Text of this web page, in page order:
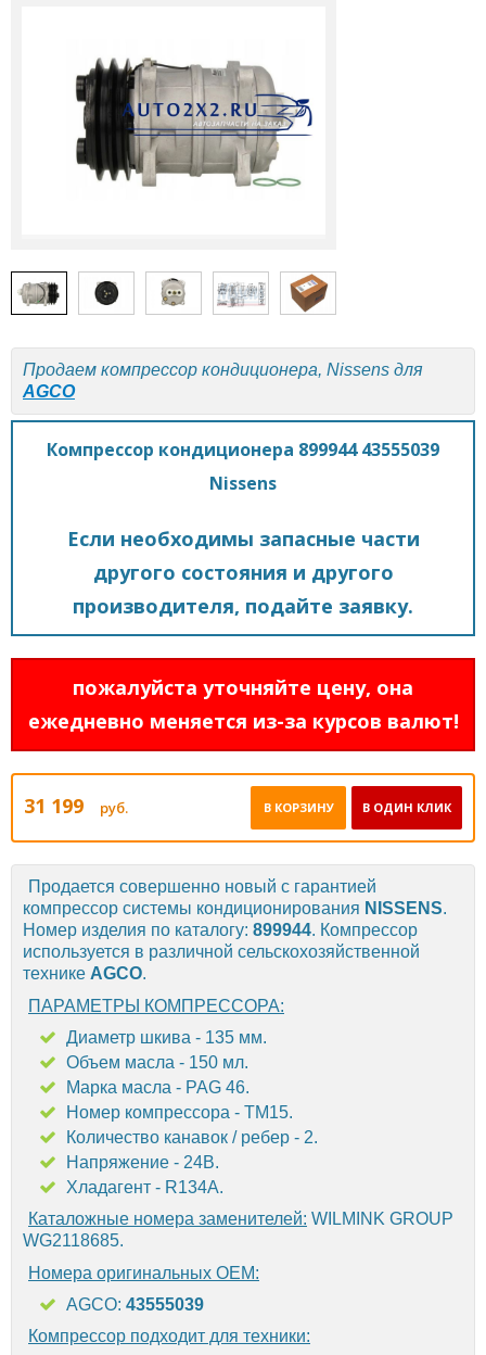
Продаем компрессор кондиционера, Nissens для
AGCO
Компрессор кондиционера 899944 43555039
Nissens
Если необходимы запасные части
другого состояния и другого
производителя, подайте заявку.
пожалуйста уточняйте цену, она
ежедневно меняется из-за курсов валют!
31 199 руб. В ОДИН КЛИК
В КОРЗИНУ
Продается совершенно новый с гарантией
компрессор системы кондиционирования NISSENS.
Номер изделия по каталогу: 899944. Компрессор
используется в различной сельскохозяйственной
технике AGCO.
ПАРАМЕТРЫ КОМПРЕССОРА:
Диаметр шкива - 135 мм.
Объем масла - 150 мл.
Марка масла - PAG 46.
Номер компрессора - TM15.
Количество канавок / ребер - 2.
Напряжение - 24В.
Хладагент - R134A.
Каталожные номера заменителей: WILMINK GROUP
WG2118685.
Номера оригинальных OEM:
AGCO: 43555039
Компрессор подходит для техники: